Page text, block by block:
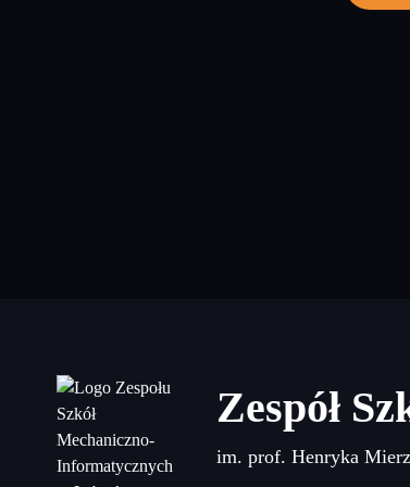
Zespół
im. prof. Henryka